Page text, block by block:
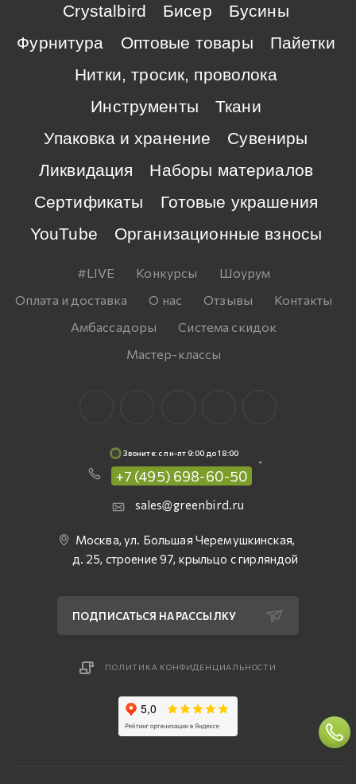
Crystalbird
Бисер
Бусины
Фурнитура
Оптовые товары
Пайетки
Нитки, тросик, проволока
Инструменты
Ткани
Упаковка и хранение
Сувениры
Ликвидация
Наборы материалов
Сертификаты
Готовые украшения
YouTube
Организационные взносы
#LIVE Конкурсы
Шоурум
Оплата и доставка
О нас Отзывы
Контакты
Амбассадоры
Система скидок
Мастер-классы
Звоните: c пн-пт 9:00 до 18:00
+7 (495) 698-60-50
sales@greenbird.ru
Москва, ул. Большая Черемушкинская,
д. 25, строение 97, крыльцо с гирляндой
ПОДПИСАТЬСЯ НА РАССЫЛКУ
ПОЛИТИКА КОНФИДЕНЦИАЛЬНОСТИ